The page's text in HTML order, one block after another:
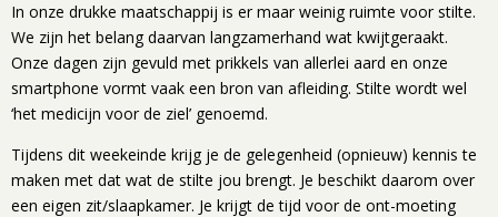
In onze drukke maatschappij is er maar weinig ruimte voor stilte.
We zijn het belang daarvan langzamerhand wat kwijtgeraakt.
Onze dagen zijn gevuld met prikkels van allerlei aard en onze
smartphone vormt vaak een bron van afleiding. Stilte wordt wel
‘het medicijn voor de ziel’ genoemd.
Tijdens dit weekeinde krijg je de gelegenheid (opnieuw) kennis te
maken met dat wat de stilte jou brengt. Je beschikt daarom over
een eigen zit/slaapkamer. Je krijgt de tijd voor de ont-moeting